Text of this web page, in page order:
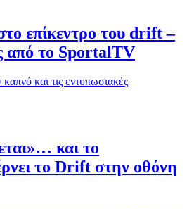
επίκεντρο του drift –
από το SportalTV
και τις εντυπωσιακές
και το
το Drift στην οθόνη